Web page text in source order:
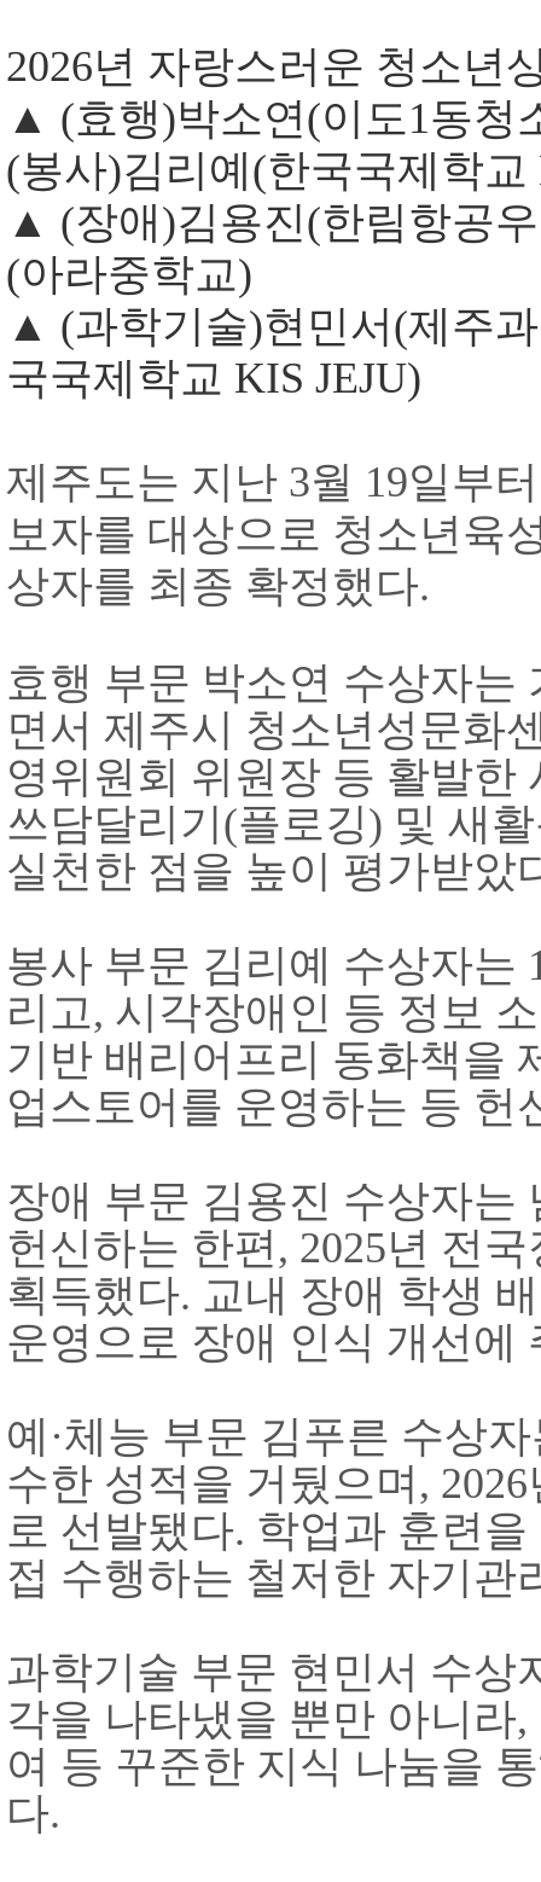
2026년 자랑스러운 청소년
▲ (효행)박소연(이도1동청
(봉사)김리예 (한국국제학교
▲ (장애 )김용진(한림항공
(아라중학교)
▲ (과학기술)현민서 (제주
국국제학교 KIS JEJU)
제주도는 지난 3월 19일부
보자를 대상으로 청소년육
상자를 최종 확정했다.
효행 부문 박소연 수상자는
면서 제주시 청소년성문화
영위원회 위원장 등 활발한
쓰담달리기 (플로깅) 및 새
실천한 점을 높이 평가받았
봉사 부문 김리예 수상자는
리고, 시각장애인 등 정보
기반 배리어프리 동화책을
업스토어를 운영하는 등 헌
장애 부문 김용진 수상자는
헌신하는 한편, 2025년 전
획득했다. 교내 장애 학생
운영으로 장애 인식 개선에
예 ·체능 부문 김푸른 수상
수한 성적을 거뒀으며 , 2026
로 선발됐다. 학업과 훈련
접 수행하는 철저한 자기관
과학기술 부문 현민서 수상
각을 나타냈을 뿐만 아니라,
여 등 꾸준한 지식 나눔을
다.